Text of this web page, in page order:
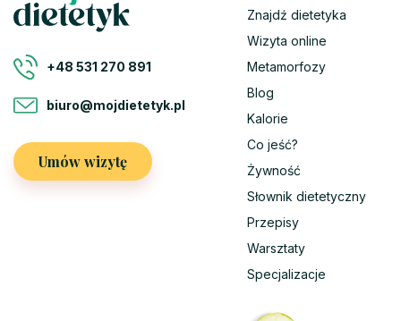
+48 531 270 891
biuro@mojdietetyk.pl
Umów wizytę
Znajdź dietetyka
Wizyta online
Metamorfozy
Blog
Kalorie
Co jeść?
Żywność
Słownik dietetyczny
Przepisy
Warsztaty
Specjalizacje